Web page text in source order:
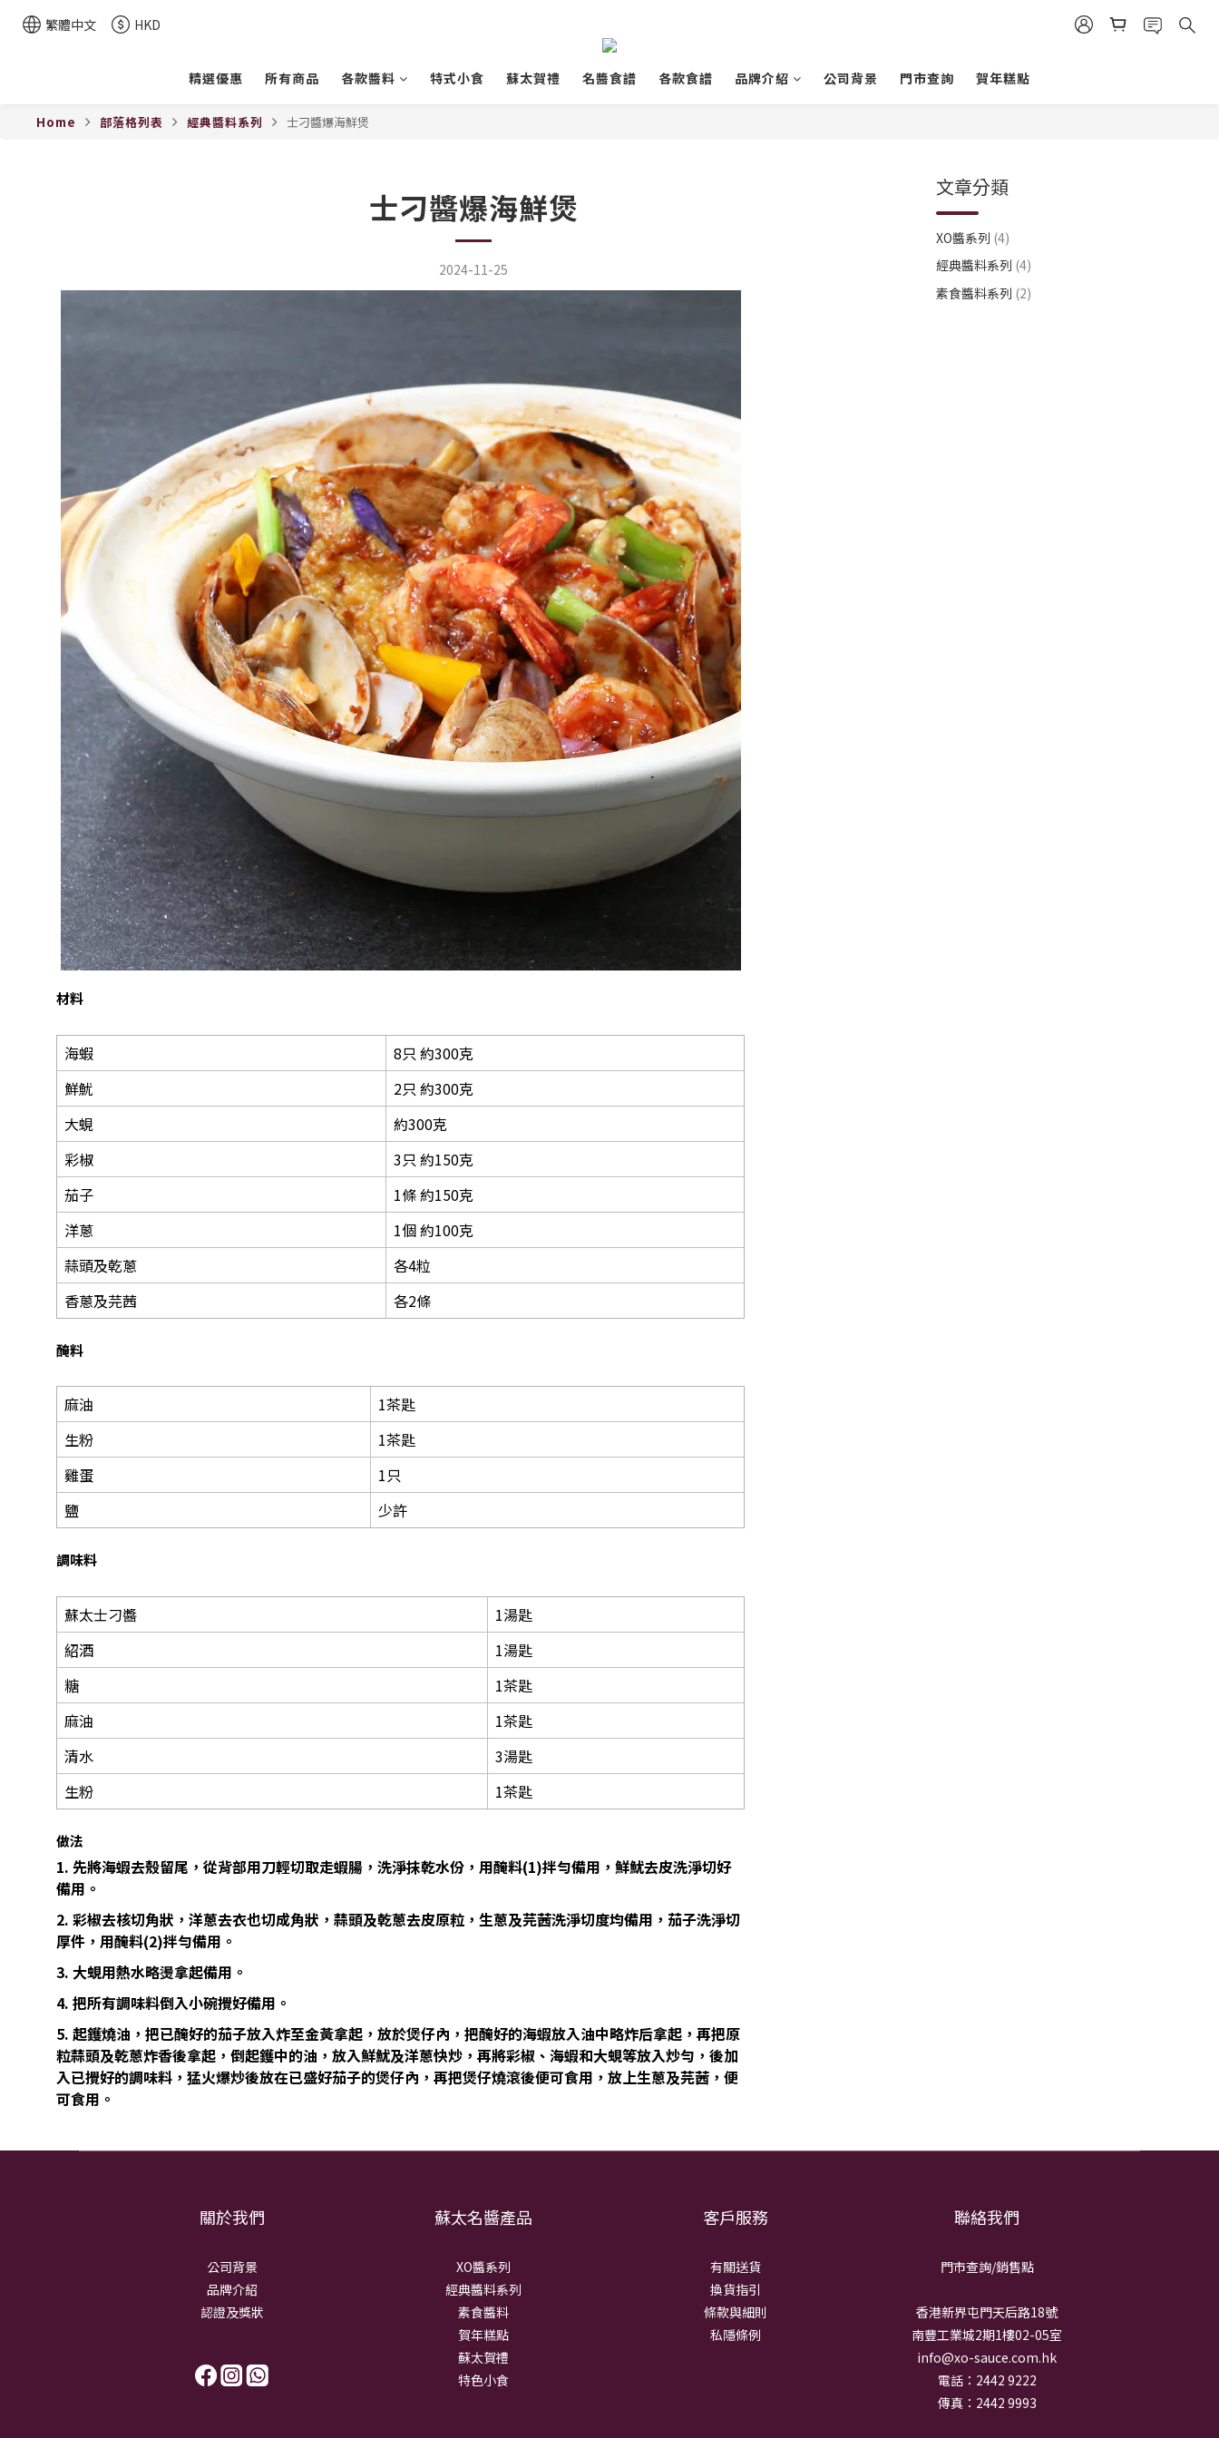
繁體中文 HKD
精選優惠 所有商品 各款醬料 特式小食 蘇太賀禮 名醬食譜 各款食譜 品牌介紹 公司背景 門市查詢 賀年糕點
Home 部落格列表 經典醬料系列 士刁醬爆海鮮煲
士刁醬爆海鮮煲
2024-11-25
材料
海蝦
8只 約300克
鮮魷
2只 約300克
大蜆
約300克
彩椒
3只 約150克
茄子
1條 約150克
洋蔥
1個 約100克
蒜頭及乾蔥
各4粒
香蔥及芫茜
各2條
醃料
麻油
1茶匙
生粉
1茶匙
雞蛋
1只
鹽
少許
調味料
蘇太士刁醬
1湯匙
紹酒
1湯匙
糖
1茶匙
麻油
1茶匙
清水
3湯匙
生粉
1茶匙
做法
1. 先將海蝦去殼留尾，從背部用刀輕切取走蝦腸，洗淨抹乾水份，用醃料(1)拌勻備用，鮮魷去皮洗淨切好
備用。
2. 彩椒去核切角狀，洋蔥去衣也切成角狀，蒜頭及乾蔥去皮原粒，生蔥及芫茜洗淨切度均備用，茄子洗淨切
厚件，用醃料(2)拌勻備用。
3. 大蜆用熱水略燙拿起備用。
4. 把所有調味料倒入小碗攪好備用。
5. 起鑊燒油，把已醃好的茄子放入炸至金黃拿起，放於煲仔內，把醃好的海蝦放入油中略炸后拿起，再把原
粒蒜頭及乾蔥炸香後拿起，倒起鑊中的油，放入鮮魷及洋蔥快炒，再將彩椒、海蝦和大蜆等放入炒勻，後加
入已攪好的調味料，猛火爆炒後放在已盛好茄子的煲仔內，再把煲仔燒滾後便可食用，放上生蔥及芫茜，便
可食用。
文章分類
XO醬系列 (4)
經典醬料系列 (4)
素食醬料系列 (2)
關於我們
公司背景
品牌介紹
認證及獎狀
蘇太名醬產品
XO醬系列
經典醬料系列
素食醬料
賀年糕點
蘇太賀禮
特色小食
客戶服務
有關送貨
換貨指引
條款與細則
私隱條例
聯絡我們
門市查詢/銷售點
香港新界屯門天后路18號
南豐工業城2期1樓02-05室
info@xo-sauce.com.hk
電話：2442 9222
傳真：2442 9993